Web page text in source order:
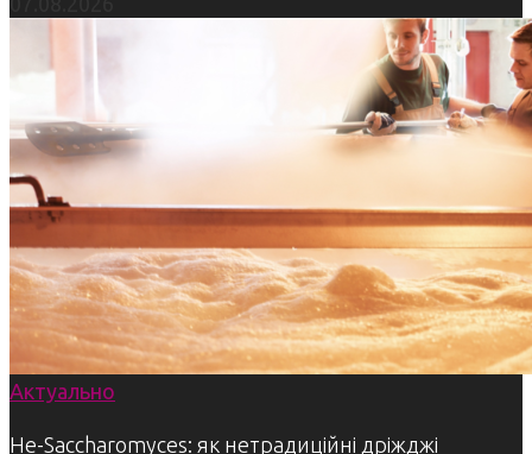
Актуально
Не-Saccharomyces: як нетрадиційні дріжджі